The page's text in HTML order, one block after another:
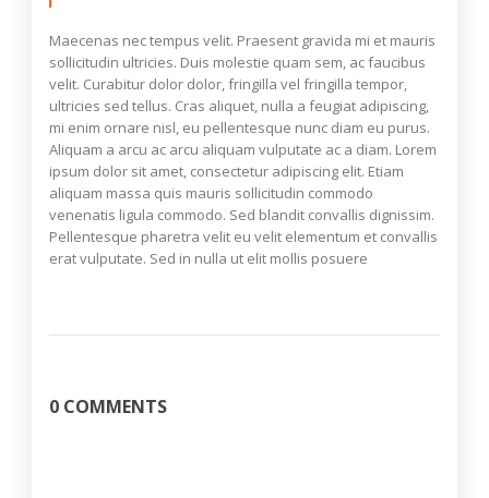
Maecenas nec tempus velit. Praesent gravida mi et mauris
sollicitudin ultricies. Duis molestie quam sem, ac faucibus
velit. Curabitur dolor dolor, fringilla vel fringilla tempor,
ultricies sed tellus. Cras aliquet, nulla a feugiat adipiscing,
mi enim ornare nisl, eu pellentesque nunc diam eu purus.
Aliquam a arcu ac arcu aliquam vulputate ac a diam. Lorem
ipsum dolor sit amet, consectetur adipiscing elit. Etiam
aliquam massa quis mauris sollicitudin commodo
venenatis ligula commodo. Sed blandit convallis dignissim.
Pellentesque pharetra velit eu velit elementum et convallis
erat vulputate. Sed in nulla ut elit mollis posuere
0 COMMENTS